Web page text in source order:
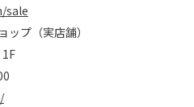
sale
プ（実店舗）